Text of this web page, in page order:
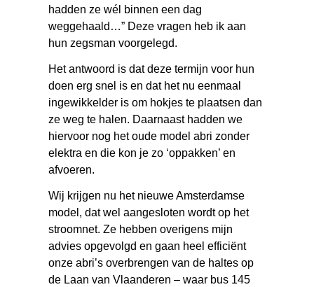
hadden ze wél binnen een dag
weggehaald…” Deze vragen heb ik aan
hun zegsman voorgelegd.
Het antwoord is dat deze termijn voor hun
doen erg snel is en dat het nu eenmaal
ingewikkelder is om hokjes te plaatsen dan
ze weg te halen. Daarnaast hadden we
hiervoor nog het oude model abri zonder
elektra en die kon je zo ‘oppakken’ en
afvoeren.
Wij krijgen nu het nieuwe Amsterdamse
model, dat wel aangesloten wordt op het
stroomnet. Ze hebben overigens mijn
advies opgevolgd en gaan heel efficiënt
onze abri’s overbrengen van de haltes op
de Laan van Vlaanderen – waar bus 145